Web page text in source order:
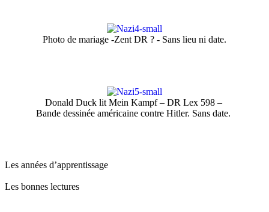
Photo de mariage -Zent DR ? - Sans lieu ni date.
Donald Duck lit Mein Kampf – DR Lex 598 –
Bande dessinée américaine contre Hitler. Sans date.
Les années d’apprentissage
Les bonnes lectures